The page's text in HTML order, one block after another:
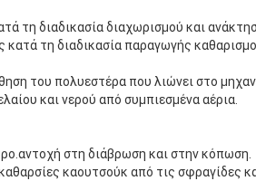
τη διαδικασία διαχωρισμού και
κατά τη διαδικασία παραγωγής
του πολυεστέρα που λιώνει στο
και νερού από συμπιεσμένα αέρια.
στη διάβρωση και στην κόπωση.
καουτσούκ από τις σφραγίδες